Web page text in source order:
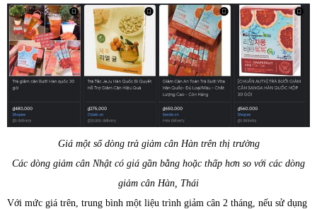
Giá một số dòng trà giảm cân Hàn trên thị trường
Các dòng giảm cân Nhật có giá gần bằng hoặc thấp hơn so với các dòng
giảm cân Hàn, Thái
Với mức giá trên, trung bình một liệu trình giảm cân 2 tháng, nếu sử dụng